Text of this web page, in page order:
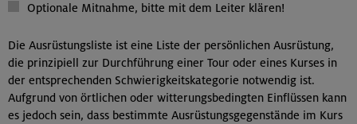
Optionale Mitnahme, bitte mit dem Leiter klären!
Die Ausrüstungsliste ist eine Liste der persönlichen Ausrüstung,
die prinzipiell zur Durchführung einer Tour oder eines Kurses in
der entsprechenden Schwierigkeitskategorie notwendig ist.
Aufgrund von örtlichen oder witterungsbedingten Einflüssen kann
es jedoch sein, dass bestimmte Ausrüstungsgegenstände im Kurs